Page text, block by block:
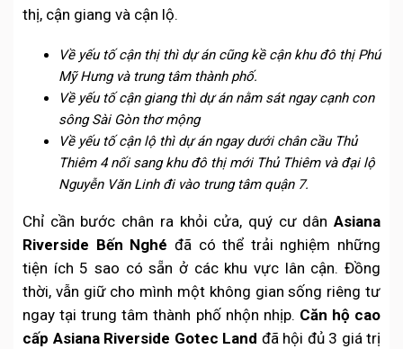
thị, cận giang và cận lộ.
Về yếu tố cận thị thì dự án cũng kề cận khu đô thị Phú
Mỹ Hưng và trung tâm thành phố.
Về yếu tố cận giang thì dự án nằm sát ngay cạnh con
sông Sài Gòn thơ mộng
Về yếu tố cận lộ thì dự án ngay dưới chân cầu Thủ
Thiêm 4 nối sang khu đô thị mới Thủ Thiêm và đại lộ
Nguyễn Văn Linh đi vào trung tâm quận 7.
Chỉ cần bước chân ra khỏi cửa, quý cư dân Asiana
Riverside Bến Nghé đã có thể trải nghiệm những
tiện ích 5 sao có sẵn ở các khu vực lân cận. Đồng
thời, vẫn giữ cho mình một không gian sống riêng tư
ngay tại trung tâm thành phố nhộn nhịp. Căn hộ cao
cấp Asiana Riverside Gotec Land đã hội đủ 3 giá trị